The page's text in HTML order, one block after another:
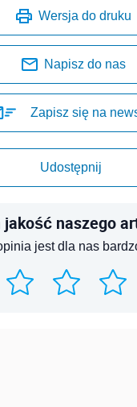
Wersja do druku
Napisz do nas
Zapisz się na
Udostępnij
jakość naszego
jest dla nas